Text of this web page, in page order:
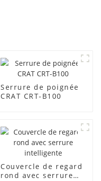
Serrure de poignée
CRAT CRT-B100
Couvercle de regard
rond avec serrure